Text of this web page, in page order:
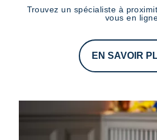
Trouvez un spécialiste à
vous en
EN SAVOIR